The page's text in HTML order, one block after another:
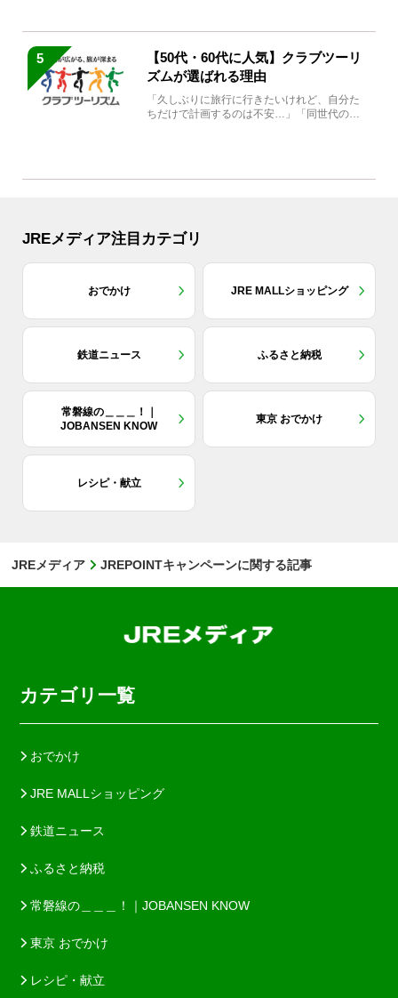
5
【50代・60代に人気】クラブツーリ
ズムが選ばれる理由
「久しぶりに旅行に行きたいけれど、自分た
ちだけで計画するのは不安…」「同世代の方
JREメディア注目カテゴリ
おでかけ JRE MALLショッピング
鉄道ニュース ふるさと納税
常磐線の＿＿＿！｜
JOBANSEN KNOW
東京 おでかけ
レシピ・献立
JREメディア JREPOINTキャンペーンに関する記事
カテゴリ一覧
おでかけ
JRE MALLショッピング
鉄道ニュース
ふるさと納税
常磐線の＿＿＿！｜JOBANSEN KNOW
東京 おでかけ
レシピ・献立